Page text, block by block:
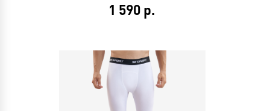
1 590 р.